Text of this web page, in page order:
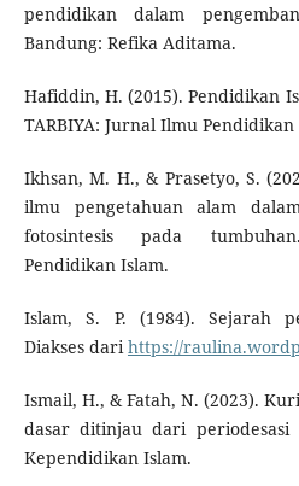
pendidikan dalam
Bandung: Refika Aditama.
Hafiddin, H. (2015). Pendidikan
TARBIYA: Jurnal Ilmu Pendidikan
Ikhsan, M. H., & Prasetyo, S.
ilmu pengetahuan alam
fotosintesis pada
Pendidikan Islam.
Islam, S. P. (1984). Sejarah
Diakses darihttps://
Ismail, H., & Fatah, N. (2023).
dasar ditinjau dari periodesasi
Kependidikan Islam.